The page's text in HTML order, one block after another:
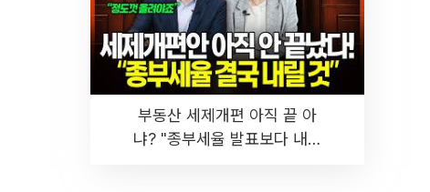
부동산 세제개편 아직 끝 아
냐? "종부세율 발표보다 내릴